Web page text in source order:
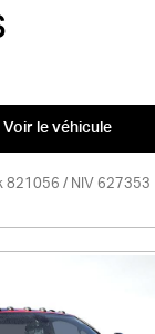
Voir le véhicule
821056 / NIV 627353